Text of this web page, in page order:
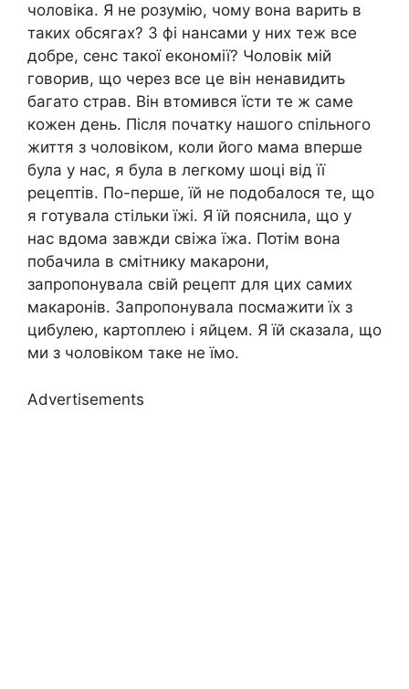
чоловіка. Я не розумію, чому вона варить в
таких обсягах? З фі нансами у них теж все
добре, сенс такої економії? Чоловік мій
говорив, що через все це він ненавидить
багато страв. Він втомився їсти те ж саме
кожен день. Після початку нашого спільного
життя з чоловіком, коли його мама вперше
була у нас, я була в легкому шоці від її
рецептів. По-перше, їй не подобалося те, що
я готувала стільки їжі. Я їй пояснила, що у
нас вдома завжди свіжа їжа. Потім вона
побачила в смітнику макарони,
запропонувала свій рецепт для цих самих
макаронів. Запропонувала посмажити їх з
цибулею, картоплею і яйцем. Я їй сказала, що
ми з чоловіком таке не їмо.
Advertisements